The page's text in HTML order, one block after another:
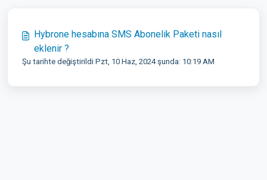
Hybrone hesabına SMS Abonelik Paketi nasıl
eklenir ?
Şu tarihte değiştirildi Pzt, 10 Haz, 2024 şunda: 10:19 AM